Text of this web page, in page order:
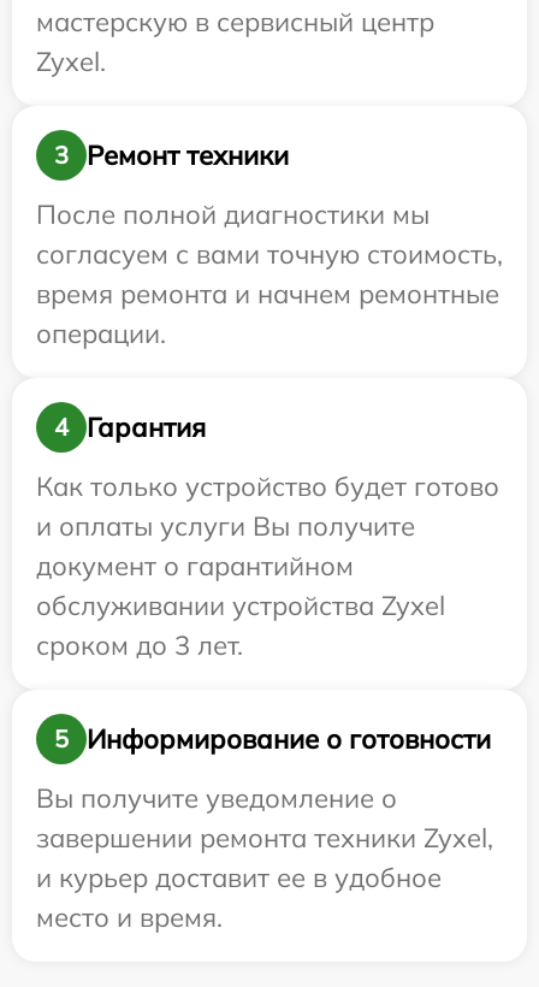
мастерскую в сервисный центр
Zyxel.
3
Ремонт техники
После полной диагностики мы
согласуем с вами точную стоимость,
время ремонта и начнем ремонтные
операции.
4
Гарантия
Как только устройство будет готово
и оплаты услуги Вы получите
документ о гарантийном
обслуживании устройства Zyxel
сроком до 3 лет.
5
Информирование о готовности
Вы получите уведомление о
завершении ремонта техники Zyxel,
и курьер доставит ее в удобное
место и время.